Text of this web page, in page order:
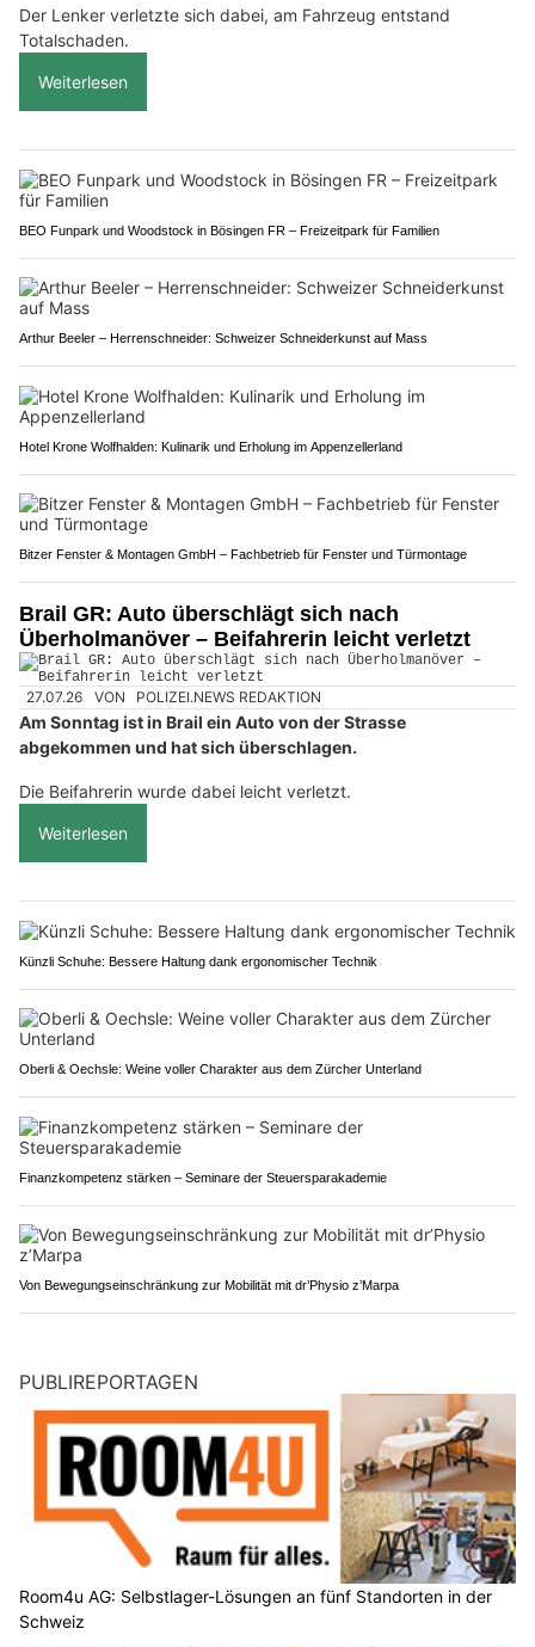
Der Lenker verletzte sich dabei, am Fahrzeug entstand
Totalschaden.
Weiterlesen
BEO Funpark und Woodstock in Bösingen FR – Freizeitpark für Familien
Arthur Beeler – Herrenschneider: Schweizer Schneiderkunst auf Mass
Hotel Krone Wolfhalden: Kulinarik und Erholung im Appenzellerland
Bitzer Fenster & Montagen GmbH – Fachbetrieb für Fenster und Türmontage
Brail GR: Auto überschlägt sich nach
Überholmanöver – Beifahrerin leicht verletzt
27.07.26 VON POLIZEI.NEWS REDAKTION
Am Sonntag ist in Brail ein Auto von der Strasse
abgekommen und hat sich überschlagen.
Die Beifahrerin wurde dabei leicht verletzt.
Weiterlesen
Künzli Schuhe: Bessere Haltung dank ergonomischer Technik
Oberli & Oechsle: Weine voller Charakter aus dem Zürcher Unterland
Finanzkompetenz stärken – Seminare der Steuersparakademie
Von Bewegungseinschränkung zur Mobilität mit dr’Physio z’Marpa
PUBLIREPORTAGEN
Room4u AG: Selbstlager-Lösungen an fünf Standorten in der
Schweiz